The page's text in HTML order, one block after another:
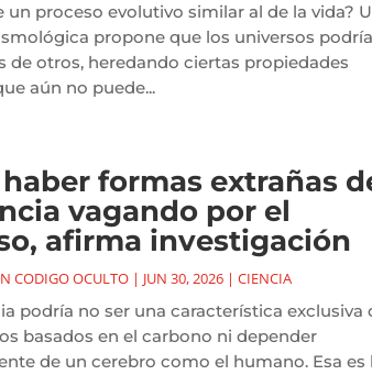
un proceso evolutivo similar al de la vida?
propone que los universos
de otros, heredando ciertas propiedades
aún no puede...
formas extrañas
vagando por el
afirma investigación
CODIGO OCULTO| JUN 30, 2026| CIENCIA
podría no ser una característica exclusiva
basados en el carbono ni depender
de un cerebro como el humano. Esa es